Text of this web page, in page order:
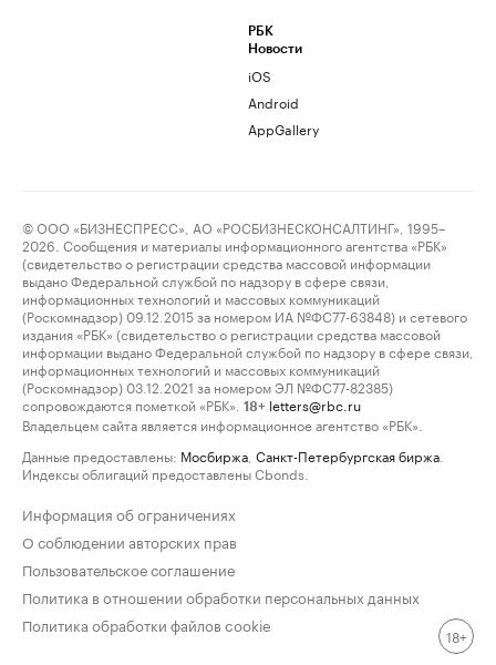
РБК
Новости
iOS
Android
AppGallery
© ООО «БИЗНЕСПРЕСС», АО «РОСБИЗНЕСКОНСАЛТИНГ», 1995–
2026. Сообщения и материалы информационного агентства «РБК»
(свидетельство о регистрации средства массовой информации
выдано Федеральной службой по надзору в сфере связи,
информационных технологий и массовых коммуникаций
(Роскомнадзор) 09.12.2015 за номером ИА №ФС77-63848) и сетевого
издания «РБК» (свидетельство о регистрации средства массовой
информации выдано Федеральной службой по надзору в сфере связи,
информационных технологий и массовых коммуникаций
(Роскомнадзор) 03.12.2021 за номером ЭЛ №ФС77-82385)
сопровождаются пометкой «РБК».
18+ letters@rbc.ru
Владельцем сайта является информационное агентство «РБК».
Данные предоставлены: Мосбиржа Санкт-Петербургская биржа
Индексы облигаций предоставлены Cbonds.
Информация об ограничениях
О соблюдении авторских прав
Пользовательское соглашение
Политика в отношении обработки персональных данных
Политика обработки файлов cookie
18+